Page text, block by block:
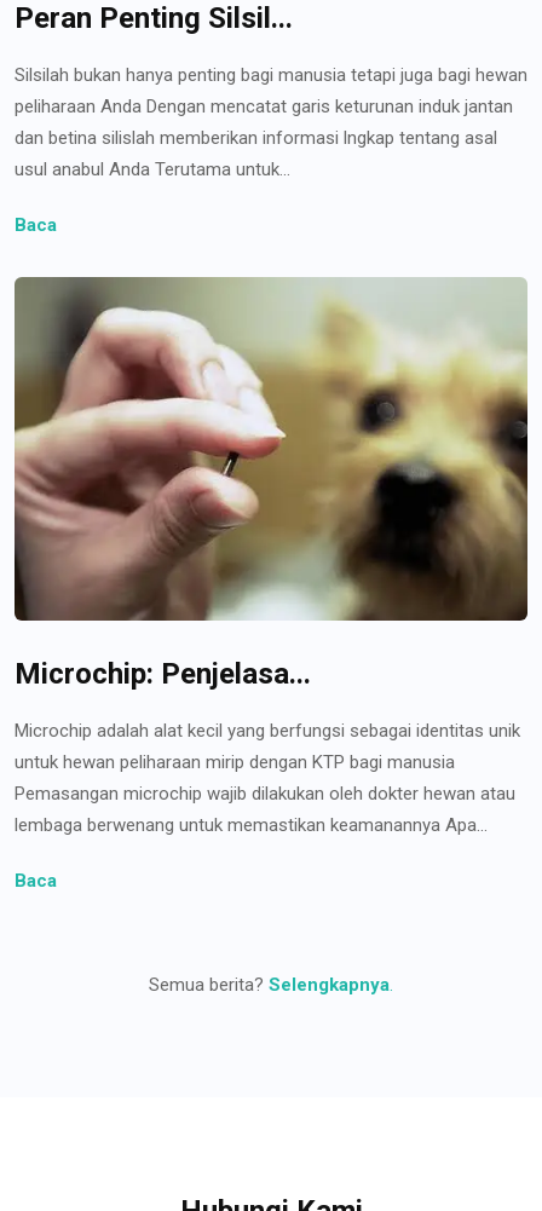
Peran Penting Silsil...
Silsilah bukan hanya penting bagi manusia tetapi juga bagi hewan
peliharaan Anda Dengan mencatat garis keturunan induk jantan
dan betina silislah memberikan informasi lngkap tentang asal
usul anabul Anda Terutama untuk...
Baca
Microchip: Penjelasa...
Microchip adalah alat kecil yang berfungsi sebagai identitas unik
untuk hewan peliharaan mirip dengan KTP bagi manusia
Pemasangan microchip wajib dilakukan oleh dokter hewan atau
lembaga berwenang untuk memastikan keamanannya Apa...
Baca
Semua berita? Selengkapnya.